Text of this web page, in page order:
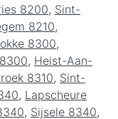
8200, Sint-
8210,
8300,
, Heist-Aan-
8310, Sint-
, Lapscheure
, Sijsele 8340,